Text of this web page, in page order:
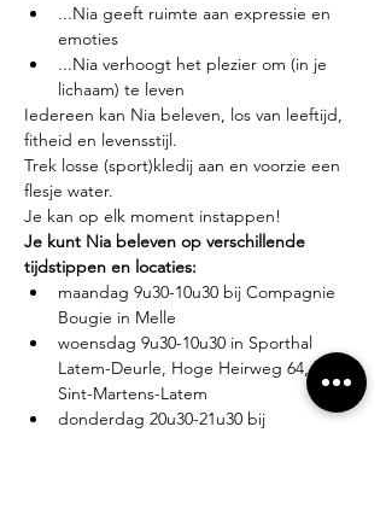
...Nia geeft ruimte aan expressie en
emoties
...Nia verhoogt het plezier om (in je
lichaam) te leven
Iedereen kan Nia beleven, los van leeftijd,
fitheid en levensstijl.
Trek losse (sport)kledij aan en voorzie een
flesje water.
Je kan op elk moment instappen!
Je kunt Nia beleven op verschillende
tijdstippen en locaties:
maandag 9u30-10u30 bij Compagnie
Bougie in Melle
woensdag 9u30-10u30 in Sporthal
Latem-Deurle, Hoge Heirweg 64, 9830
Sint-Martens-Latem
donderdag 20u30-21u30 bij